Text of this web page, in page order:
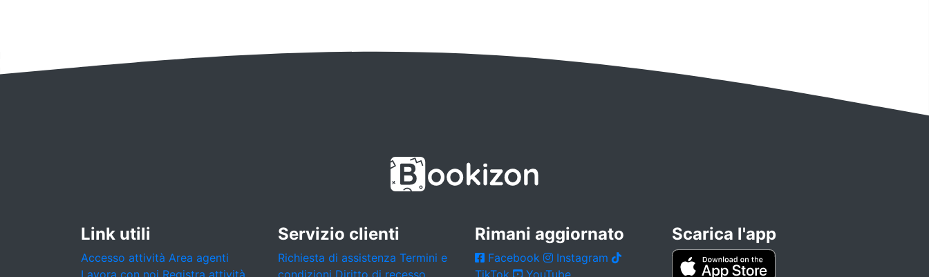
Link utili
Accesso attività Area agenti
Lavora con noi Registra attività
Servizio clienti
Richiesta di assistenza Termini e
condizioni Diritto di recesso
Rimani aggiornato
Facebook
Instagram
TikTok
YouTube
Scarica l'app